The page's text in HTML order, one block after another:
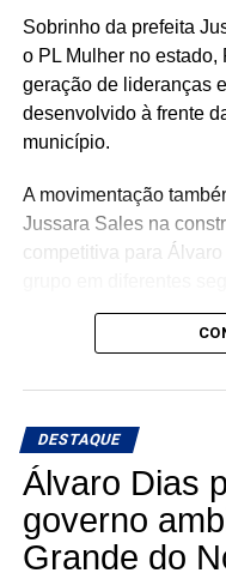
Sobrinho da prefeita
o PL Mulher no estado,
geração de lideranças
desenvolvido à frente
município.
A movimentação
Jussara Sales na
competitiva para
Com a chegada de
com a juventude e
DESTAQUE
Álvaro Dias
governo
Grande do